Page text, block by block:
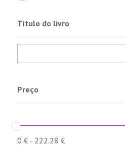
Título do livro
Preço
0 €- 222.28 €